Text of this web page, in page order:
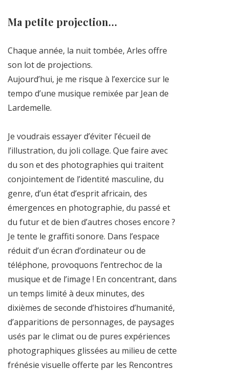
Ma petite projection…
Chaque année, la nuit tombée, Arles offre
son lot de projections.
Aujourd’hui, je me risque à l’exercice sur le
tempo d’une musique remixée par Jean de
Lardemelle.
Je voudrais essayer d’éviter l’écueil de
l’illustration, du joli collage. Que faire avec
du son et des photographies qui traitent
conjointement de l’identité masculine, du
genre, d’un état d’esprit africain, des
émergences en photographie, du passé et
du futur et de bien d’autres choses encore ?
Je tente le graffiti sonore. Dans l’espace
réduit d’un écran d’ordinateur ou de
téléphone, provoquons l’entrechoc de la
musique et de l’image ! En concentrant, dans
un temps limité à deux minutes, des
dixièmes de seconde d’histoires d’humanité,
d’apparitions de personnages, de paysages
usés par le climat ou de pures expériences
photographiques glissées au milieu de cette
frénésie visuelle offerte par les Rencontres